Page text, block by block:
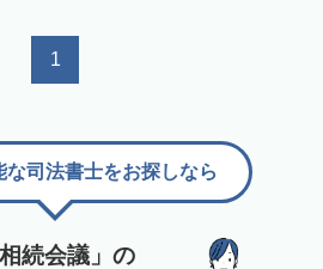
1
相続会議」の
な司法書士をお探しなら